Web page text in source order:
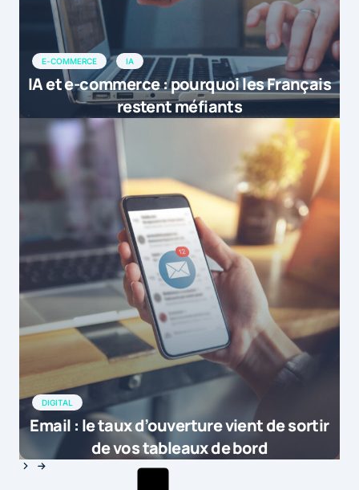
E-COMMERCE IA
IA et e-commerce : pourquoi les Français
restent méfiants
DIGITAL
Email : le taux d’ouverture vient de sortir
de vos tableaux de bord